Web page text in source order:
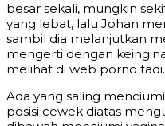
besar sekali, mungkin
yang lebat, lalu Johan
sambil dia melanjutkan
mengerti dengan
melihat di web porno tadi.
Ada yang saling
posisi cewek diatas